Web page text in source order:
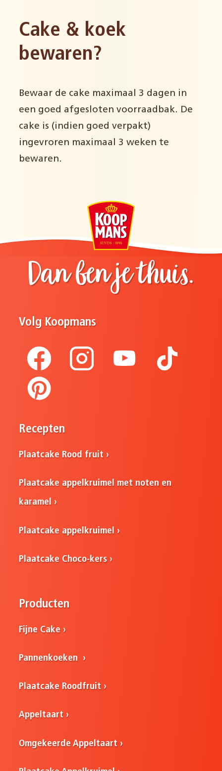
Cake & koek
bewaren?
Bewaar de cake maximaal 3 dagen in
een goed afgesloten voorraadbak. De
cake is (indien goed verpakt)
ingevroren maximaal 3 weken te
bewaren.
Dan ben je thuis.
Volg Koopmans
Recepten
Plaatcake Rood fruit
Plaatcake appelkruimel met noten en
karamel
Plaatcake appelkruimel
Plaatcake Choco-kers
Producten
Fijne Cake
Pannenkoeken
Plaatcake Roodfruit
Appeltaart
Omgekeerde Appeltaart